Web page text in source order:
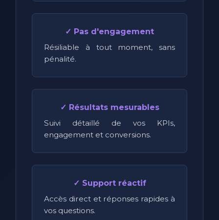
✓ Pas d'engagement
Résiliable à tout moment, sans
pénalité.
✓ Résultats mesurables
Suivi détaillé de vos KPIs,
engagement et conversions.
✓ Support réactif
Accès direct et réponses rapides à
vos questions.